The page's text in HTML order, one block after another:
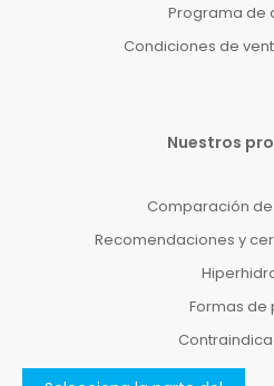
Programa de
Condiciones de
Nuestros
Comparación
Recomendaciones y
Formas de